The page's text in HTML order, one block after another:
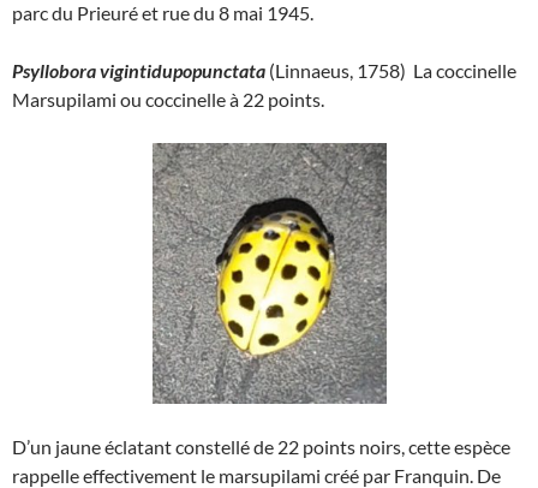
parc du Prieuré et rue du 8 mai 1945.
Psyllobora vigintidupopunctata (Linnaeus, 1758) La coccinelle
Marsupilami ou coccinelle à 22 points.
D’un jaune éclatant constellé de 22 points noirs, cette espèce
rappelle effectivement le marsupilami créé par Franquin. De